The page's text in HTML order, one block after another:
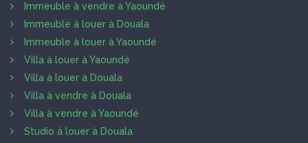
Immeuble à vendre à Yaoundé
Immeuble à louer à Douala
Immeuble à louer à Yaoundé
Villa à louer à Yaoundé
Villa à louer à Douala
Villa à vendre à Douala
Villa à vendre à Yaoundé
Studio à louer à Douala